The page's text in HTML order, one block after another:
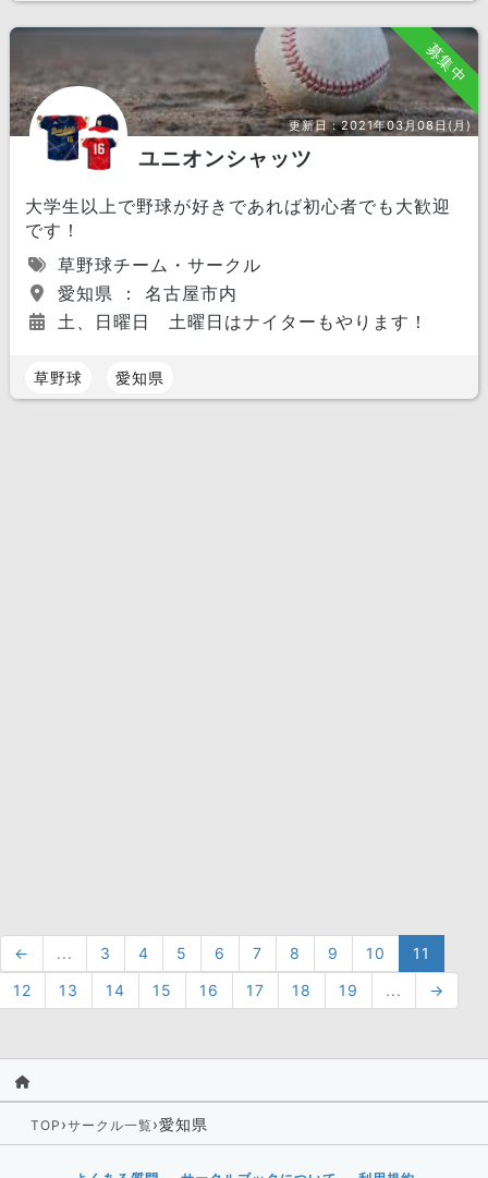
募集中
更新日：2021年03月08日(月)
ユニオンシャッツ
大学生以上で野球が好きであれば初心者でも大歓迎
です！
草野球チーム・サークル
愛知県 ： 名古屋市内
土、日曜日 土曜日はナイターもやります！
草野球 愛知県
← ... 3 4 5 6 7 8 9 10
11
12
13 14 15 16 17 18 19 ... →
TOP ›サークル一覧›愛知県